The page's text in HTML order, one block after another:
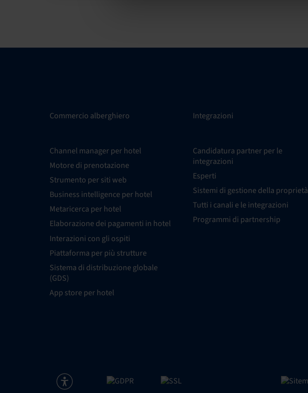
Commercio alberghiero
Channel manager per hotel
Motore di prenotazione
Strumento per siti web
Business intelligence per hotel
Metaricerca per hotel
Elaborazione dei pagamenti in hotel
Interazioni con gli ospiti
Piattaforma per più strutture
Sistema di distribuzione globale
(GDS)
App store per hotel
Integrazioni
Candidatura partner per le
integrazioni
Esperti
Sistemi di gestione della proprietà
Tutti i canali e le integrazioni
Programmi di partnership